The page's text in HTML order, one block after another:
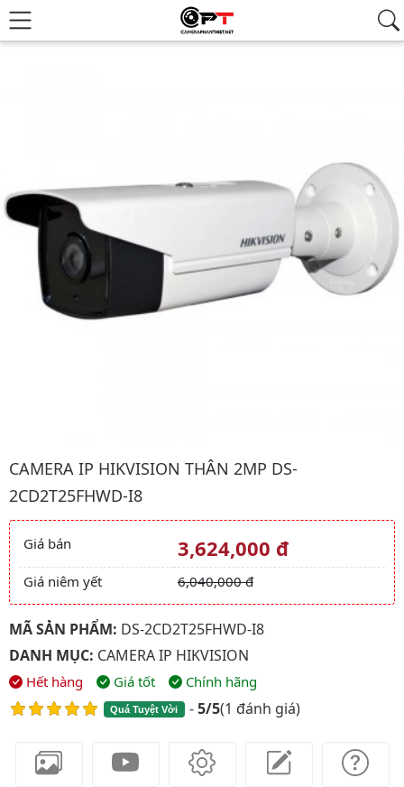
Hình ảnh đại diện của sản phẩm Camera IP HIKVISION Thân
CAMERA IP HIKVISION THÂN 2MP DS-
2CD2T25FHWD-I8
Giá và khuyến mãi
Giá bán 3,624,000 đ
Giá niêm yết 6,040,000 đ
MÃ SẢN PHẨM: DS-2CD2T25FHWD-I8
DANH MỤC: CAMERA IP HIKVISION
Hết hàng Giá tốt Chính hãng
Quá Tuyệt Vời -5/5(1 đánh giá)